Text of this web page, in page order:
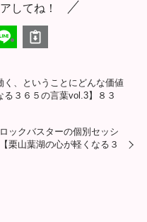
してね！
く、ということにどんな価値
３６５の言葉vol.3】８３
ックバスターの個別セッシ
栗山葉湖の心が軽くなる３